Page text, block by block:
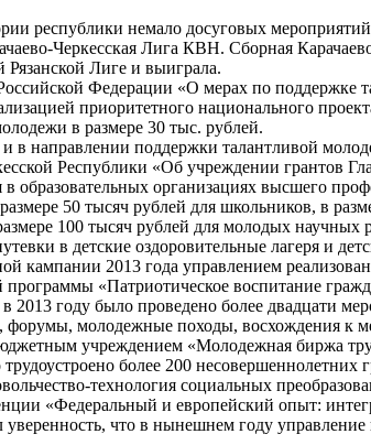
республики немало досуговых
Черкесская Лига КВН. Сборная
Рязанской Лиге и выиграла.
Федерации «О мерах по
приоритетного национального
в размере 30 тыс. рублей.
в направлении поддержки талантливой
Республики «Об учреждении грантов
образовательных организациях высшего
50 тысяч рублей для школьников, в
100 тысяч рублей для молодых научных
в детские оздоровительные лагеря и
кампании 2013 года управлением
программы «Патриотическое воспитание
2013 году было проведено более двадцати
молодежные походы, восхождения к
учреждением «Молодежная биржа
более 200
технология социальных
«Федеральный и европейский опыт:
что в нынешнем году